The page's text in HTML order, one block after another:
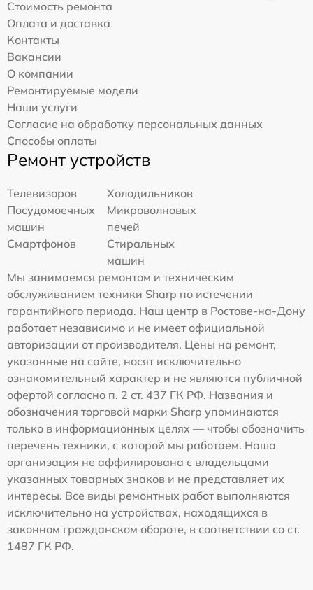
Стоимость ремонта
Оплата и доставка
Контакты
Вакансии
О компании
Ремонтируемые модели
Наши услуги
Согласие на обработку персональных данных
Способы оплаты
Ремонт устройств
Телевизоров
Холодильников
Посудомоечных
машин
Микроволновых
печей
Смартфонов
Стиральных
машин
Мы занимаемся ремонтом и техническим
обслуживанием техники Sharp по истечении
гарантийного периода. Наш центр в Ростове-на-Дону
работает независимо и не имеет официальной
авторизации от производителя. Цены на ремонт,
указанные на сайте, носят исключительно
ознакомительный характер и не являются публичной
офертой согласно п. 2 ст. 437 ГК РФ. Названия и
обозначения торговой марки Sharp упоминаются
только в информационных целях — чтобы обозначить
перечень техники, с которой мы работаем. Наша
организация не аффилирована с владельцами
указанных товарных знаков и не представляет их
интересы. Все виды ремонтных работ выполняются
исключительно на устройствах, находящихся в
законном гражданском обороте, в соответствии со ст.
1487 ГК РФ.